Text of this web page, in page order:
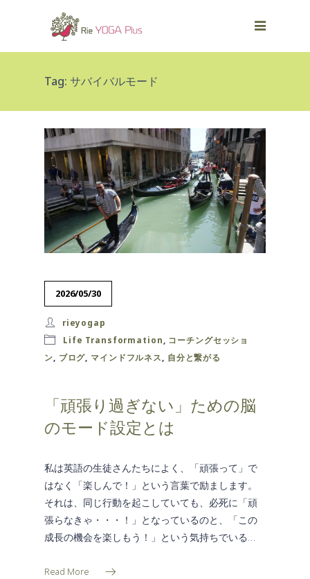
Tag: サバイバルモード
2026/05/30
rieyogap
Life Transformation
コーチングセッショ
ン
ブログ マインドフルネス 自分と繋がる
「頑張り過ぎない」ための脳
のモード設定とは
私は英語の生徒さんたちによく、「頑張って」で
はなく「楽しんで！」という言葉で励まします。
それは、同じ行動を起こしていても、必死に「頑
張らなきゃ・・・！」となっているのと、「この
成長の機会を楽しもう！」という気持ちでいる…
Read More